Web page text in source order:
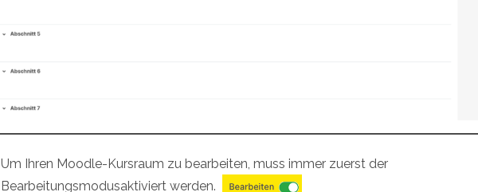
Um Ihren Moodle-Kursraum zu bearbeiten, muss immer zuerst der
Bearbeitungsmodusaktiviert werden.